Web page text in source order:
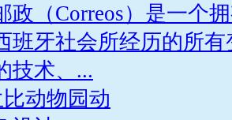
政（Correos）是一个
班牙社会所经历的所有
技术、...